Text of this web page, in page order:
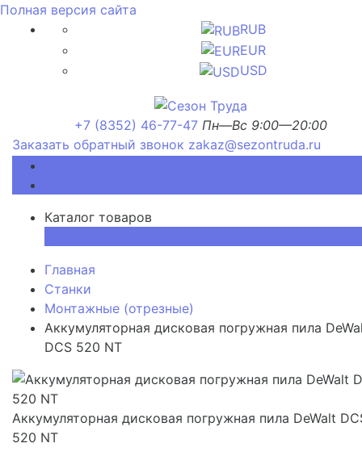
Полная версия сайта
RUB
EUR
USD
+7 (8352) 46-77-47 Пн—Вс 9:00—20:00
Заказать обратный звонок zakaz@sezontruda.ru
Каталог товаров
Главная
Станки
Монтажные (отрезные)
Аккумуляторная дисковая погружная пила
DCS 520 NT
Аккумуляторная дисковая погружная пила DeWalt
520 NT